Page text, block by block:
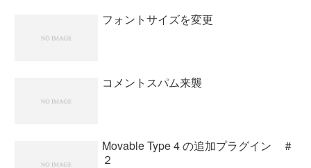
フォントサイズを変更
コメントスパム来襲
Movable Type 4 の追加プラグイン ＃
２